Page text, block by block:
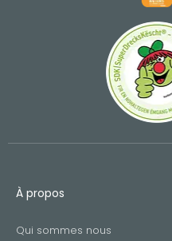
À propos
Qui sommes nous